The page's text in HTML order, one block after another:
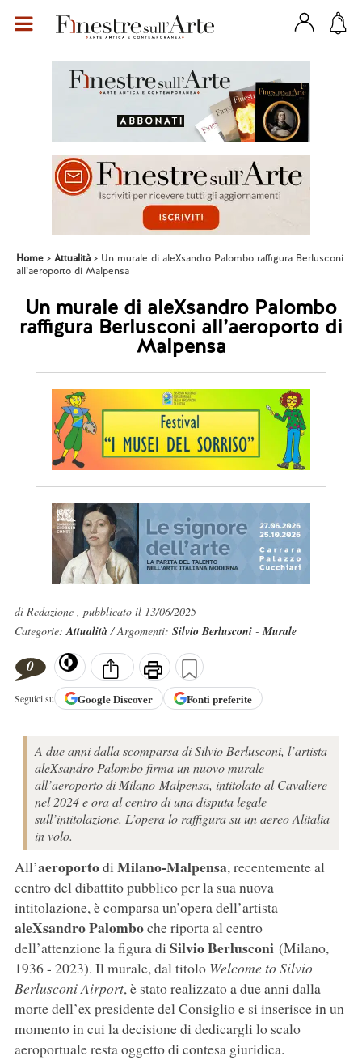
Home Attualità
Un murale di aleXsandro Palombo raffigura Berlusconi
all’aeroporto di Malpensa
Un murale di aleXsandro Palombo
raffigura Berlusconi all’aeroporto di
Malpensa
di Redazione , pubblicato il 13/06/2025
Categorie:Attualità/ Argomenti: Silvio Berlusconi-Murale
0
Seguici su GoogleDiscover Fonti preferite
A due anni dalla scomparsa di Silvio Berlusconi, l’artista
aleXsandro Palombo firma un nuovo murale
all’aeroporto di Milano-Malpensa, intitolato al Cavaliere
nel 2024 e ora al centro di una disputa legale
sull’intitolazione. L’opera lo raffigura su un aereo Alitalia
in volo.
All’aeroportodi Milano-Malpensa, recentemente al
centro del dibattito pubblico per la sua nuova
intitolazione, è comparsa un’opera dell’artista
aleXsandro Palomboche riporta al centro
dell’attenzione la figura di Silvio Berlusconi (Milano,
1936 - 2023). Il murale, dal titolo Welcome to Silvio
Berlusconi Airport, è stato realizzato a due anni dalla
morte dell’ex presidente del Consiglio e si inserisce in un
momento in cui la decisione di dedicargli lo scalo
aeroportuale resta oggetto di contesa giuridica.